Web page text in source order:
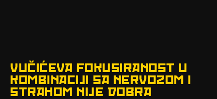
VUČIĆEVA FOKUSIRANOST U
KOMBINACIJI SA NERVOZOM I
STRAHOM NIJE DOBRA